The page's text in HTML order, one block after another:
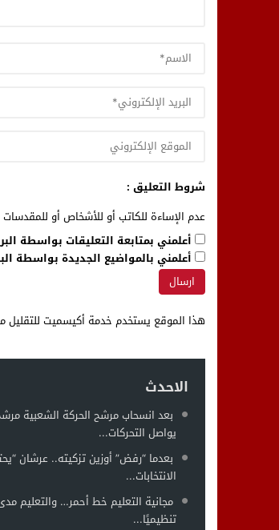
شروط التعليق :
عدم الإساءة للكاتب أو للأشخاص أو
أعلمني بمتابعة التعليقات بواسطة
أعلمني بالمواضيع الجديدة بواسطة
هذا الموقع يستخدم خدمة أكيسميت للتقليل
الاحدث
بعد انسحاب مرشح الحركة الشعبية
يواصل التحركات...
بعدما “رفض” أوزين تزكيته.. عرشان
الانتخابات...
مجانية التعليم خط أحمر… والتعليم
تنظيميًا...